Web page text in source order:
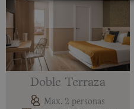
Doble Terraza
Max. 2 personas